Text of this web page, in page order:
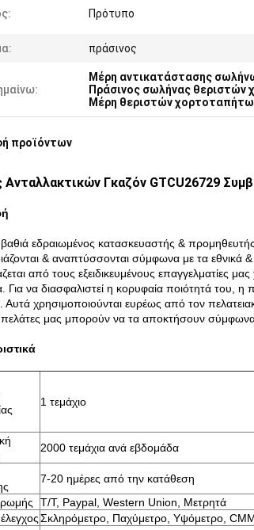
Πρότυπο
πράσινος
Μέρη αντικατάστασης
Πράσινος σωλήνας
Μέρη θεριστών
προϊόντων
Γκαζόν GTCU26729
εδραιωμένος κατασκευαστής &
& αναπτύσσονται σύμφωνα με τα
από τους εξειδικευμένους επαγγελματίες
Για να διασφαλιστεί η κορυφαία ποιότητά του,
Αυτά χρησιμοποιούνται ευρέως από τον
πελάτες μας μπορούν να τα αποκτήσουν
1 τεμάχιο
2000 τεμάχια ανά εβδομάδα
7-20 ημέρες από την κατάθεση
T/T, Paypal, Western Union, Μετρητά
Σκληρόμετρο, Παχύμετρο, Υψόμετρο,